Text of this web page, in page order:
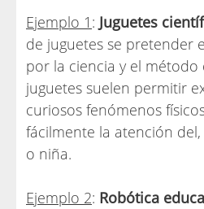
Ejemplo 1 : Juguetes
de juguetes se pretender
por la ciencia y el método
juguetes suelen permitir
curiosos fenómenos
fácilmente la atención
o niña.
Ejemplo 2: Robótica